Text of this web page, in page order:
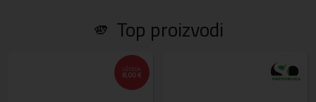
🫵 Top proizvodi
UŠTEDA
8,00 €